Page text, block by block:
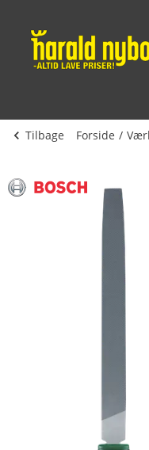
Tilbage Forside